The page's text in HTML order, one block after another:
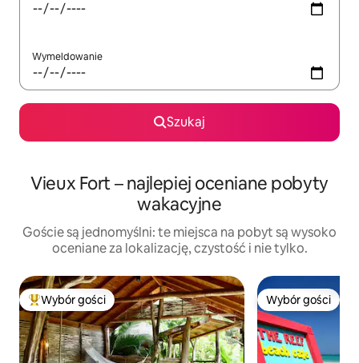
Wymeldowanie
Szukaj
Vieux Fort – najlepiej oceniane pobyty
wakacyjne
Goście są jednomyślni: te miejsca na pobyt są wysoko
oceniane za lokalizację, czystość i nie tylko.
Najpopularniejsze z kategorii Wybór gości
Wybór gości Wybór gości
Wybór gości